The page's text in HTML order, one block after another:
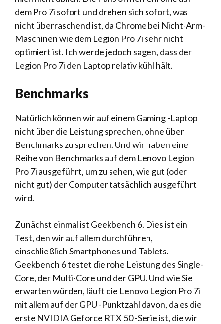
dem Pro 7i sofort und drehen sich sofort, was
nicht überraschend ist, da Chrome bei Nicht-Arm-
Maschinen wie dem Legion Pro 7i sehr nicht
optimiert ist. Ich werde jedoch sagen, dass der
Legion Pro 7i den Laptop relativ kühl hält.
Benchmarks
Natürlich können wir auf einem Gaming -Laptop
nicht über die Leistung sprechen, ohne über
Benchmarks zu sprechen. Und wir haben eine
Reihe von Benchmarks auf dem Lenovo Legion
Pro 7i ausgeführt, um zu sehen, wie gut (oder
nicht gut) der Computer tatsächlich ausgeführt
wird.
Zunächst einmal ist Geekbench 6. Dies ist ein
Test, den wir auf allem durchführen,
einschließlich Smartphones und Tablets.
Geekbench 6 testet die rohe Leistung des Single-
Core, der Multi-Core und der GPU. Und wie Sie
erwarten würden, läuft die Lenovo Legion Pro 7i
mit allem auf der GPU -Punktzahl davon, da es die
erste NVIDIA Geforce RTX 50 -Serie ist, die wir